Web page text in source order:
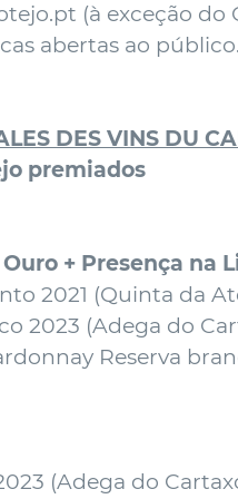
(à exceção
abertas ao público.
DES VINS DU
premiados
+ Presença na
2021 (Quinta da
2023 (Adega do
Reserva
(Adega do